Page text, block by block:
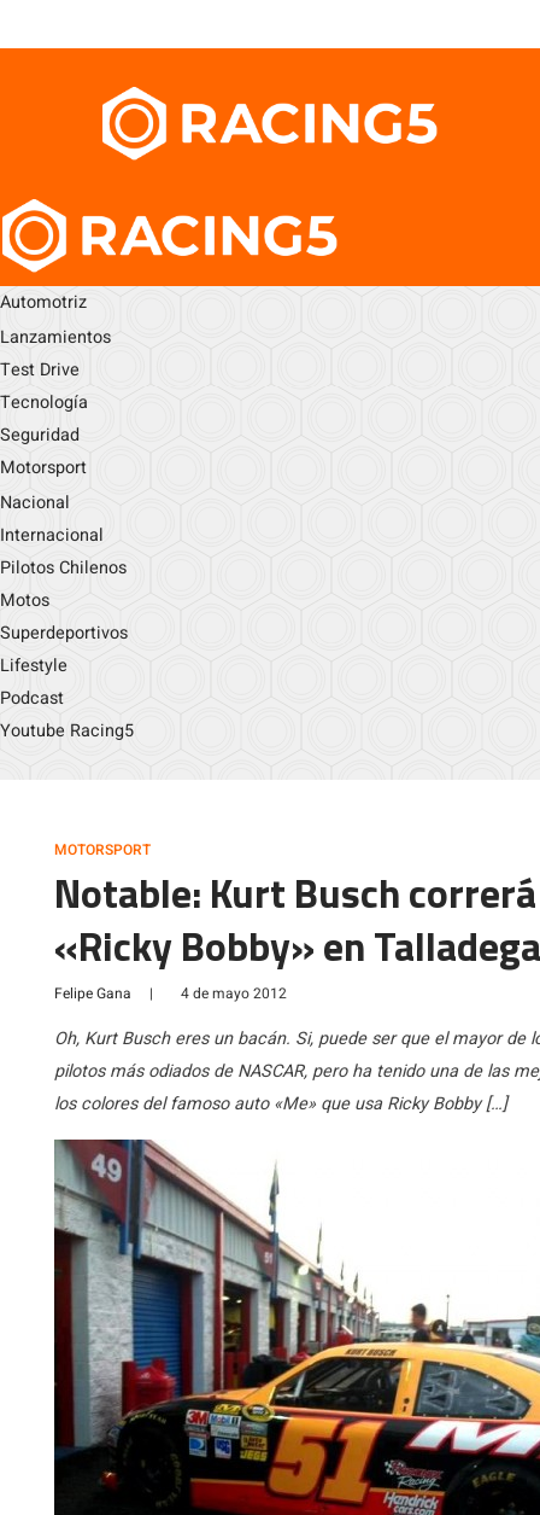
Automotriz
Lanzamientos
Test Drive
Tecnología
Seguridad
Motorsport
Nacional
Internacional
Pilotos Chilenos
Motos
Superdeportivos
Lifestyle
Podcast
Youtube Racing5
MOTORSPORT
Notable: Kurt Busch
«Ricky Bobby» en
Felipe Gana | 4 de mayo 2012
Oh, Kurt Busch eres un bacán. Si, puede ser que el mayor
pilotos más odiados de NASCAR, pero ha tenido una de las
los colores del famoso auto «Me» que usa Ricky Bobby […]